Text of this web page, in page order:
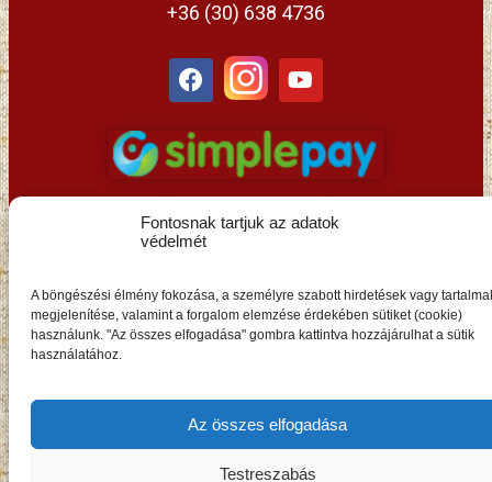
Fontosnak tartjuk az adatok
védelmét
A böngészési élmény fokozása, a személyre szabott hirdetések vagy
megjelenítése, valamint a forgalom elemzése érdekében sütiket (cookie)
használunk. "Az összes elfogadása" gombra kattintva hozzájárulhat a sütik
használatához.
Az összes elfogadása
Testreszabás
+36 (30) 638 4736
HU